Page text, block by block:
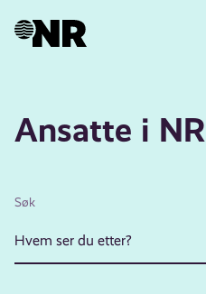
Ansatte i NR
Søk